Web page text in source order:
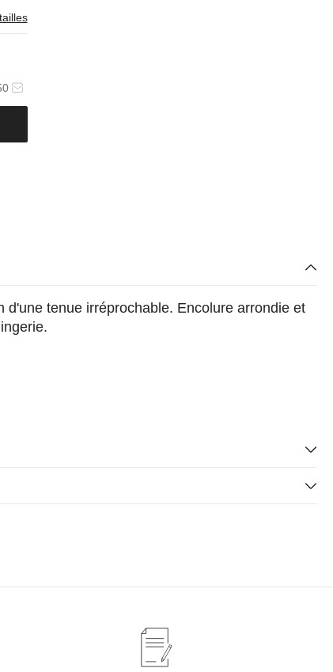
tenue irréprochable. Encolure arrondie et